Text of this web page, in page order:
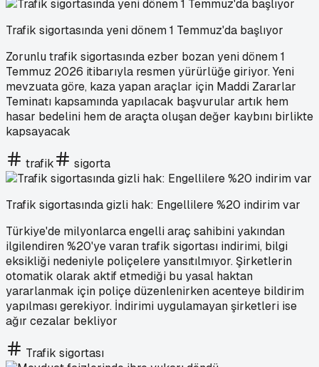
Trafik sigortasında yeni dönem 1 Temmuz'da başlıyor
Zorunlu trafik sigortasında ezber bozan yeni dönem 1
Temmuz 2026 itibarıyla resmen yürürlüğe giriyor. Yeni
mevzuata göre, kaza yapan araçlar için Maddi Zararlar
Teminatı kapsamında yapılacak başvurular artık hem
hasar bedelini hem de araçta oluşan değer kaybını birlikte
kapsayacak
trafik sigorta
Trafik sigortasında gizli hak: Engellilere %20 indirim var
Türkiye'de milyonlarca engelli araç sahibini yakından
ilgilendiren %20'ye varan trafik sigortası indirimi, bilgi
eksikliği nedeniyle poliçelere yansıtılmıyor. Şirketlerin
otomatik olarak aktif etmediği bu yasal haktan
yararlanmak için poliçe düzenlenirken acenteye bildirim
yapılması gerekiyor. İndirimi uygulamayan şirketleri ise
ağır cezalar bekliyor
Trafik sigortası